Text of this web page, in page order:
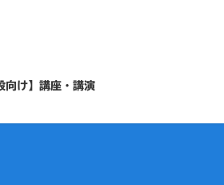
向け】講座・講演